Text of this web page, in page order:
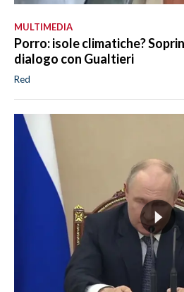
MULTIMEDIA
Porro: isole climatiche?
dialogo con Gualtieri
Red